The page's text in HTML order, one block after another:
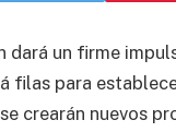
dará un firme
filas para
crearán nuevos